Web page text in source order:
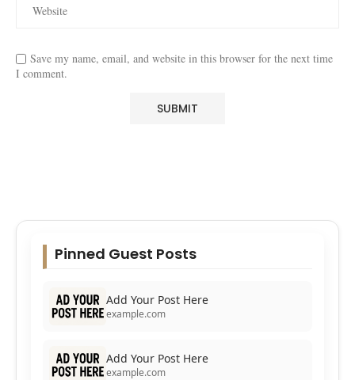
Save my name, email, and website in this browser for the next time
I comment.
Pinned Guest Posts
Add Your Post Here
example.com
Add Your Post Here
example.com